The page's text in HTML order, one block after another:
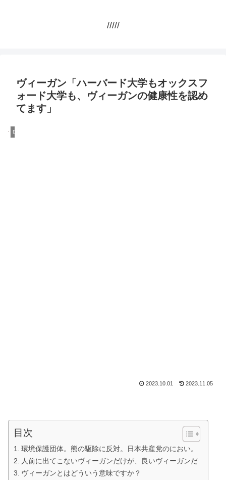
/////
ヴィーガン「ハーバード大学もオックスフ
ォード大学も、ヴィーガンの健康性を認め
てます」
DQN
2023.10.01 2023.11.05
目次
環境保護団体。熊の駆除に反対。日本共産党のにおい。
人前に出てこないヴィーガンだけが、良いヴィーガンだ
ヴィーガンとはどういう意味ですか？